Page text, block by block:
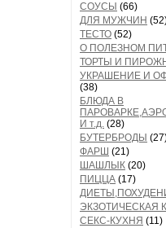
СОУСЫ (66)
ДЛЯ МУЖЧИН
ТЕСТО (52)
О ПОЛЕЗНОМ
ТОРТЫ И
УКРАШЕНИЕ И
(38)
БЛЮДА В
И т.д. (28)
БУТЕРБРОДЫ
ФАРШ (21)
ШАШЛЫК (20)
ПИЦЦА (17)
ЭКЗОТИЧЕСКАЯ
СЕКС-КУХНЯ (11)